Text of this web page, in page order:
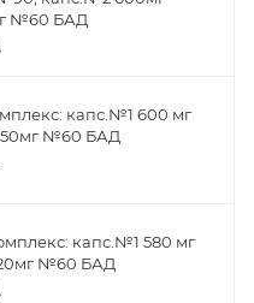
№60 БАД
капс.№1 600 мг
№60 БАД
капс.№1 580 мг
№60 БАД